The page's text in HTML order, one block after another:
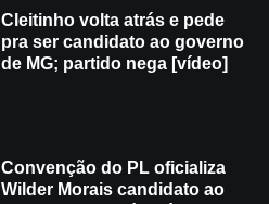
Cleitinho volta atrás e pede
pra ser candidato ao governo
de MG; partido nega [vídeo]
Convenção do PL oficializa
Wilder Morais candidato ao